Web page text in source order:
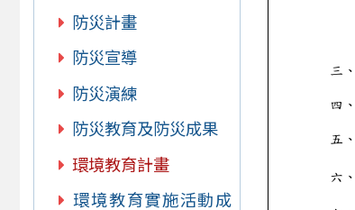
防災計畫
防災宣導
防災演練
防災教育及防災成果
環境教育計畫
環境教育實施活動成